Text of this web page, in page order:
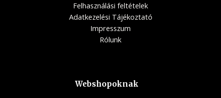
Felhasználási feltételek
Adatkezelési Tájékoztató
Impresszum
Rólunk
Webshopoknak